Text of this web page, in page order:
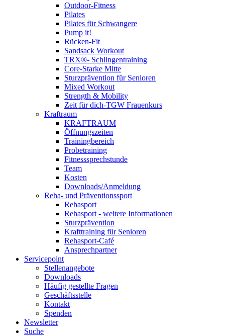
Outdoor-Fitness
Pilates
Pilates für Schwangere
Pump it!
Rücken-Fit
Sandsack Workout
TRX®- Schlingentraining
Core-Starke Mitte
Sturzprävention für Senioren
Mixed Workout
Strength & Mobility
Zeit für dich-TGW Frauenkurs
Kraftraum
KRAFTRAUM
Öffnungszeiten
Trainingbereich
Probetraining
Fitnesssprechstunde
Team
Kosten
Downloads/Anmeldung
Reha- und Präventionssport
Rehasport
Rehasport - weitere Informationen
Sturzprävention
Krafttraining für Senioren
Rehasport-Café
Ansprechpartner
Servicepoint
Stellenangebote
Downloads
Häufig gestellte Fragen
Geschäftsstelle
Kontakt
Spenden
Newsletter
Suche